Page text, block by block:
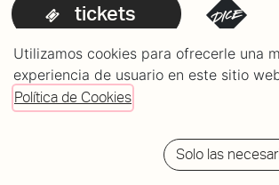
tickets
Utilizamos cookies para ofrecerle una
experiencia de usuario en este sitio
Política de Cookies
Solo las